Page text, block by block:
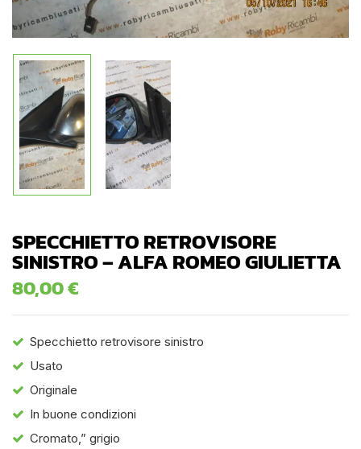
SPECCHIETTO RETROVISORE
SINISTRO – ALFA ROMEO GIULIETTA
80,00€
Specchietto retrovisore sinistro
Usato
Originale
In buone condizioni
Cromato,” grigio